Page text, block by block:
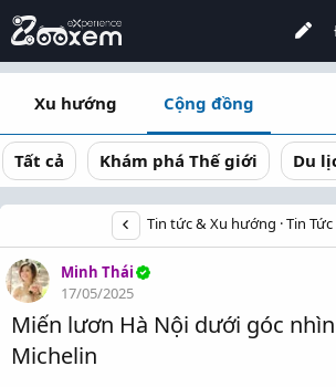
Xu hướng Cộng đồng
Tất cả Khám phá Thế giới Du
Tin tức & Xu hướng Tin
Minh Thái
17/05/2025
Miến lươn Hà Nội dưới góc
Michelin